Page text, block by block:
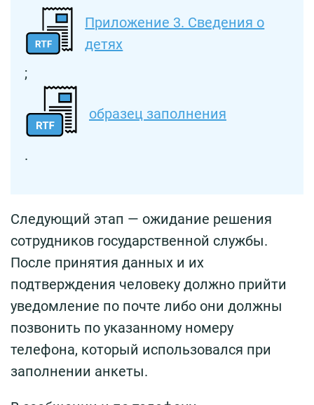
Приложение 3. Сведения о
детях
;
образец заполнения
.
Следующий этап — ожидание решения
сотрудников государственной службы.
После принятия данных и их
подтверждения человеку должно прийти
уведомление по почте либо они должны
позвонить по указанному номеру
телефона, который использовался при
заполнении анкеты.